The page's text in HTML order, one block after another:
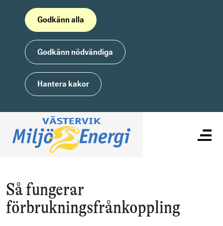
Godkänn alla
Godkänn nödvändiga
Hantera kakor
Så fungerar
förbrukningsfrånkoppling